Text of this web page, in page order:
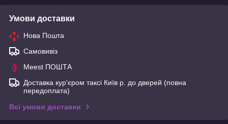
Умови доставки
Нова Пошта
Самовивіз
Meest ПОШТА
Доставка кур'єром таксі Київ р. до дверей (повна
передоплата)
Всі умови доставки